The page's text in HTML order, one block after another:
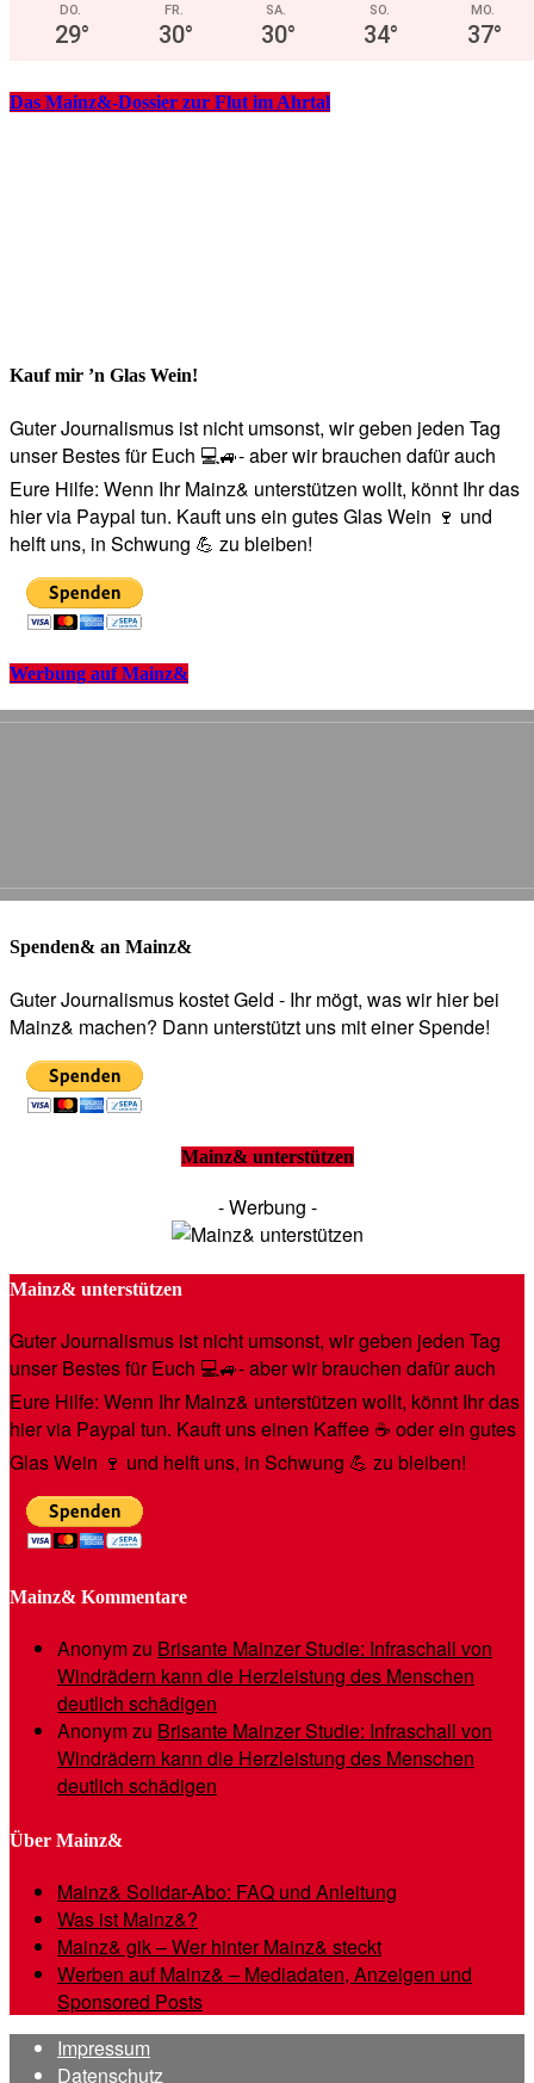
DO.
29°
FR.
30°
SA.
30°
SO.
34°
MO.
37°
Das Mainz&-Dossier zur Flut im Ahrtal
Kauf mir ’n Glas Wein!
Guter Journalismus ist nicht umsonst, wir geben jeden Tag
unser Bestes für Euch 💻🚙- aber wir brauchen dafür auch
Eure Hilfe: Wenn Ihr Mainz& unterstützen wollt, könnt Ihr das
hier via Paypal tun. Kauft uns ein gutes Glas Wein 🍷 und
helft uns, in Schwung 💪 zu bleiben!
Werbung auf Mainz&
Spenden& an Mainz&
Guter Journalismus kostet Geld - Ihr mögt, was wir hier bei
Mainz& machen? Dann unterstützt uns mit einer Spende!
Mainz& unterstützen
- Werbung -
Mainz& unterstützen
Guter Journalismus ist nicht umsonst, wir geben jeden Tag
unser Bestes für Euch 💻🚙- aber wir brauchen dafür auch
Eure Hilfe: Wenn Ihr Mainz& unterstützen wollt, könnt Ihr das
hier via Paypal tun. Kauft uns einen Kaffee ☕️ oder ein gutes
Glas Wein 🍷 und helft uns, in Schwung 💪 zu bleiben!
Mainz& Kommentare
Anonymzu Brisante Mainzer Studie: Infraschall von
Windrädern kann die Herzleistung des Menschen
deutlich schädigen
Anonymzu Brisante Mainzer Studie: Infraschall von
Windrädern kann die Herzleistung des Menschen
deutlich schädigen
Über Mainz&
Mainz& Solidar-Abo: FAQ und Anleitung
Was ist Mainz&?
Mainz& gik – Wer hinter Mainz& steckt
Werben auf Mainz& – Mediadaten, Anzeigen und
Sponsored Posts
Impressum
Datenschutz